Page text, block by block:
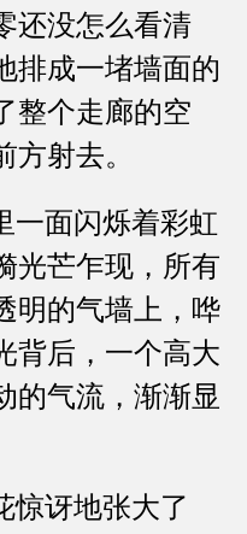
还没怎么看清
排成一堵墙面的
整个走廊的空
射去。
面闪烁着彩虹
光芒乍现，所有
明的气墙上，哗
背后，一个高大
的气流，渐渐显
讶地张大了